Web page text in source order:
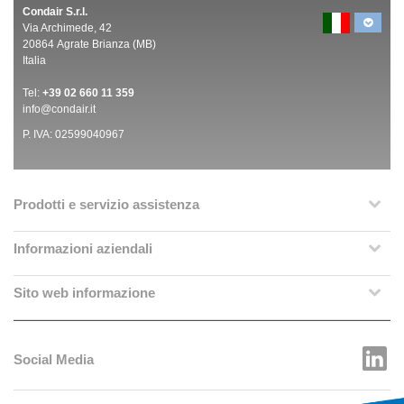
Condair S.r.l.
Via Archimede, 42
20864 Agrate Brianza (MB)
Italia
Tel: +39 02 660 11 359
info@condair.it
P. IVA: 02599040967
Prodotti e servizio assistenza
Informazioni aziendali
Sito web informazione
Social Media